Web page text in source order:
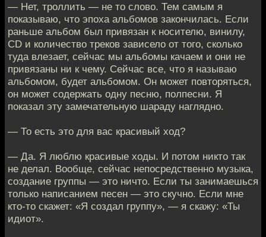
— Нет, троллить — не то слово. Тем самым я
показываю, что эпоха альбомов закончилась. Если
раньше альбом был привязан к носителю, винилу,
CD и количество треков зависело от того, сколько
туда влезает, сейчас мы альбомы качаем и они не
привязаны ни к чему. Сейчас все, что я называю
альбомом, будет альбомом. Он может повторяться,
он может содержать одну песню, полпесни. Я
показал эту замечательную шараду наглядно.
— То есть это для вас красивый ход?
— Да. Я люблю красивые ходы. И потом никто так
не делал. Вообще, сейчас непосредственно музыка,
создание группы — это ничто. Если ты занимаешься
только написанием песен — это скучно. Если мне
кто-то скажет: «Я создал группу», — я скажу: «Ты
идиот».